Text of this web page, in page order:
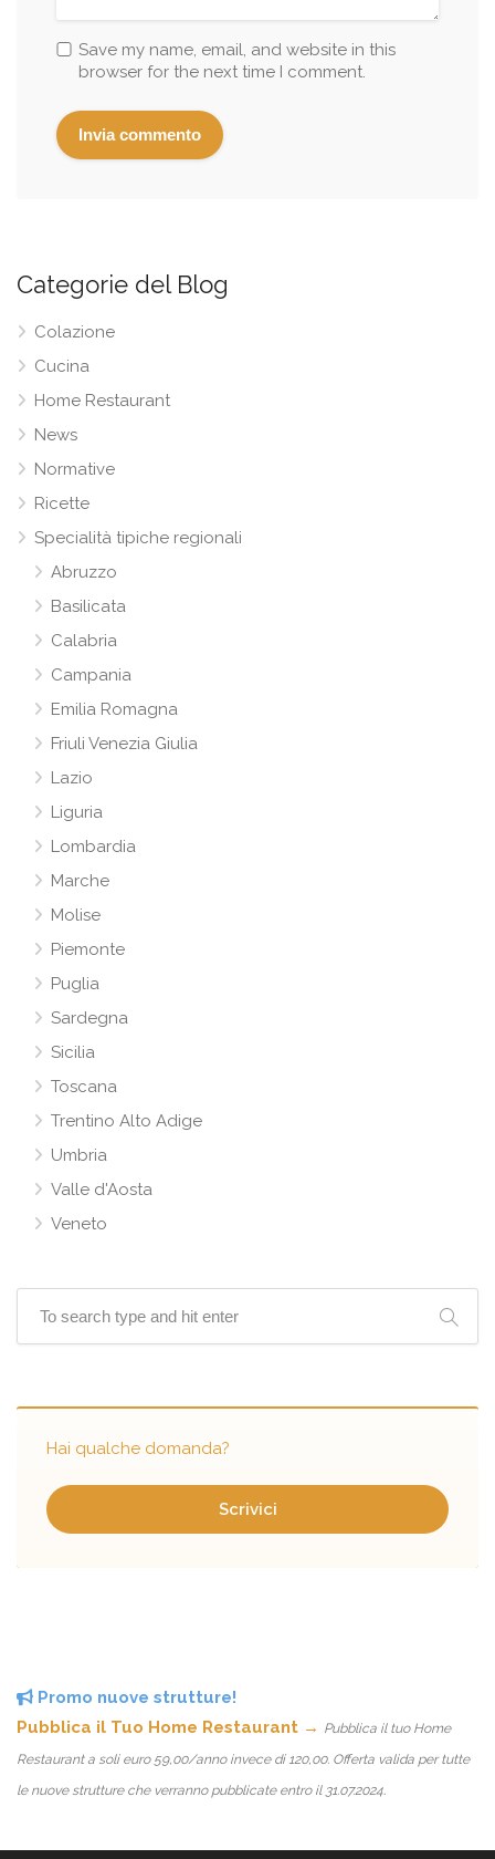
Save my name, email, and website in this
browser for the next time I comment.
Categorie del Blog
Colazione
Cucina
Home Restaurant
News
Normative
Ricette
Specialità tipiche regionali
Abruzzo
Basilicata
Calabria
Campania
Emilia Romagna
Friuli Venezia Giulia
Lazio
Liguria
Lombardia
Marche
Molise
Piemonte
Puglia
Sardegna
Sicilia
Toscana
Trentino Alto Adige
Umbria
Valle d'Aosta
Veneto
Hai qualche domanda?
Scrivici
Promo nuove strutture!
Pubblica il Tuo Home Restaurant → Pubblica il tuo Home
Restaurant a soli euro 59,00/anno invece di 120,00. Offerta valida per tutte
le nuove strutture che verranno pubblicate entro il 31.07.2024.